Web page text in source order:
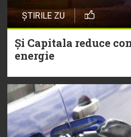
ȘTIRILE ZU
Și Capitala reduce
energie